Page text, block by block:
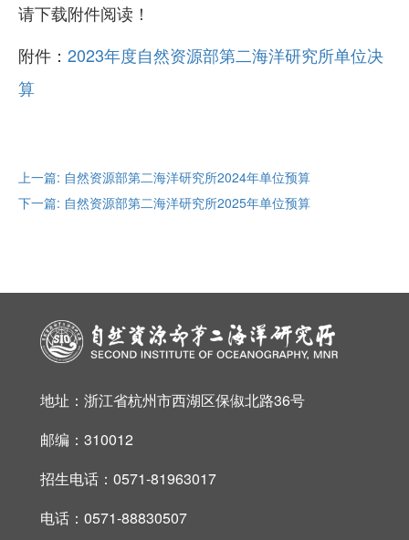
请下载附件阅读！
附件： 2023年度自然资源部第二海洋研究所单位决
算
上一篇: 自然资源部第二海洋研究所2024年单位预算
下一篇: 自然资源部第二海洋研究所2025年单位预算
地址：浙江省杭州市西湖区保俶北路36号
邮编：310012
招生电话：0571-81963017
电话：0571-88830507